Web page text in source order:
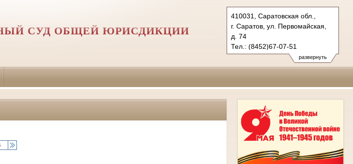
развернуть
410031, Саратовская обл.,
г. Саратов, ул. Первомайская,
д. 74
Тел.: (8452)67-07-51
(8452)98-28-84
(8452)98-33-51
СУД ОБЩЕЙ ЮРИСДИКЦИИ